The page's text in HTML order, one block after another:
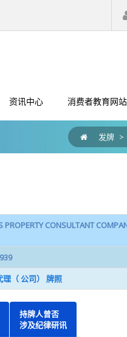
资讯中心 消费者教育网站
发牌 >
PROPERTY CONSULTANT
理（ 公司） 牌照
持牌人曾否
涉及纪律研讯